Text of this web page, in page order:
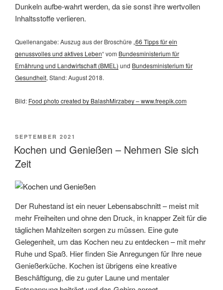
Dunkeln aufbe-wahrt werden, da sie sonst ihre wertvollen
Inhaltsstoffe verlieren.
Quellenangabe: Auszug aus der Broschüre „66 Tipps für ein
genussvolles und aktives Leben“ vom Bundesministerium für
Ernährung und Landwirtschaft (BMEL) und Bundesministerium für
Gesundheit, Stand: August 2018.
Bild: Food photo created by BalashMirzabey – www.freepik.com
VERÖFFENTLICHT
AM
SEPTEMBER 2021
Kochen und Genießen – Nehmen Sie sich
Zeit
Der Ruhestand ist ein neuer Lebensabschnitt – meist mit
mehr Freiheiten und ohne den Druck, in knapper Zeit für die
täglichen Mahlzeiten sorgen zu müssen. Eine gute
Gelegenheit, um das Kochen neu zu entdecken – mit mehr
Ruhe und Spaß. Hier finden Sie Anregungen für Ihre neue
Genießerküche. Kochen ist übrigens eine kreative
Beschäftigung, die zu guter Laune und mentaler